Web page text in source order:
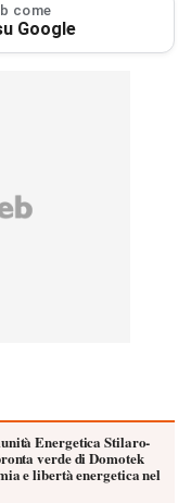
come
Google
Energetica Stilaro-
verde di Domotek
e libertà energetica nel